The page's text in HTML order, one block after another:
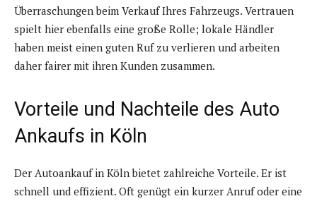
Überraschungen beim Verkauf Ihres Fahrzeugs. Vertrauen
spielt hier ebenfalls eine große Rolle; lokale Händler
haben meist einen guten Ruf zu verlieren und arbeiten
daher fairer mit ihren Kunden zusammen.
Vorteile und Nachteile des Auto
Ankaufs in Köln
Der Autoankauf in Köln bietet zahlreiche Vorteile. Er ist
schnell und effizient. Oft genügt ein kurzer Anruf oder eine